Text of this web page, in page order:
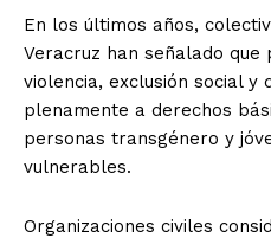
En los últimos años,
Veracruz han señalado que
violencia, exclusión social
plenamente a derechos
personas transgénero y
vulnerables.
Organizaciones civiles